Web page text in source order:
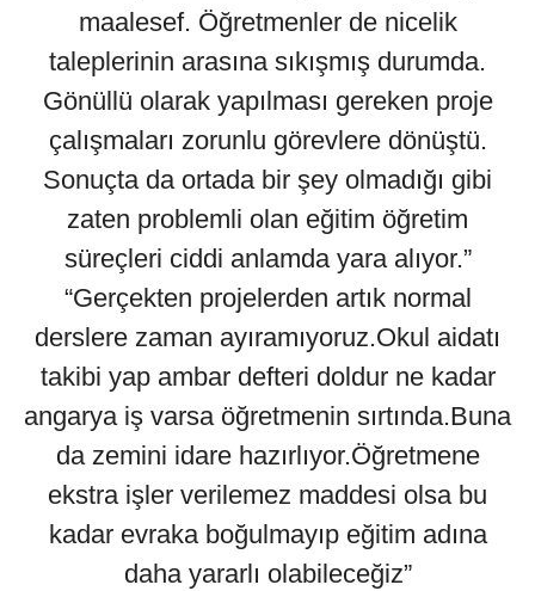
maalesef. Öğretmenler de nicelik
taleplerinin arasına sıkışmış durumda.
Gönüllü olarak yapılması gereken proje
çalışmaları zorunlu görevlere dönüştü.
Sonuçta da ortada bir şey olmadığı gibi
zaten problemli olan eğitim öğretim
süreçleri ciddi anlamda yara alıyor.”
“Gerçekten projelerden artık normal
derslere zaman ayıramıyoruz.Okul aidatı
takibi yap ambar defteri doldur ne kadar
angarya iş varsa öğretmenin sırtında.Buna
da zemini idare hazırlıyor.Öğretmene
ekstra işler verilemez maddesi olsa bu
kadar evraka boğulmayıp eğitim adına
daha yararlı olabileceğiz”